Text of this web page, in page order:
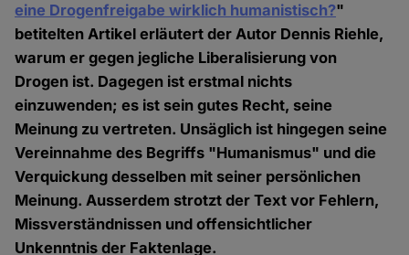
eine Drogenfreigabe wirklich humanistisch?"
betitelten Artikel erläutert der Autor Dennis Riehle,
warum er gegen jegliche Liberalisierung von
Drogen ist. Dagegen ist erstmal nichts
einzuwenden; es ist sein gutes Recht, seine
Meinung zu vertreten. Unsäglich ist hingegen seine
Vereinnahme des Begriffs "Humanismus" und die
Verquickung desselben mit seiner persönlichen
Meinung. Ausserdem strotzt der Text vor Fehlern,
Missverständnissen und offensichtlicher
Unkenntnis der Faktenlage.